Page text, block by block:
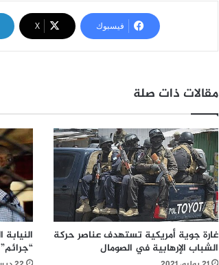
فيسبوك ‫X
مقالات ذات صلة
غارة جوية أمريكية تستهدف عناصر حركة
الشباب الإرهابية في الصومال